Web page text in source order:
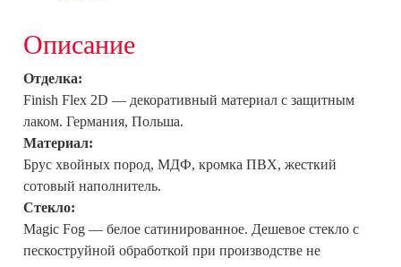
Описание
Отделка:
Finish Flex 2D — декоративный материал с защитным
лаком. Германия, Польша.
Материал:
Брус хвойных пород, МДФ, кромка ПВХ, жесткий
сотовый наполнитель.
Стекло:
Magic Fog — белое сатинированное. Дешевое стекло с
пескоструйной обработкой при производстве не